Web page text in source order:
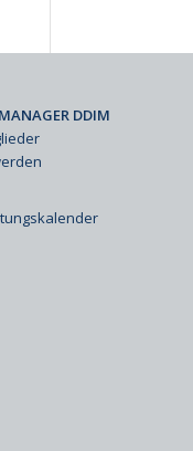
DDIM